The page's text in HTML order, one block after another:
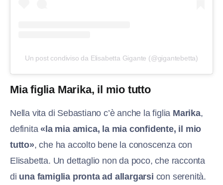
Un post condiviso da Elisabetta Gigante (@gigantebetta)
Mia figlia Marika, il mio tutto
Nella vita di Sebastiano c’è anche la figlia Marika,
definita«la mia amica, la mia confidente, il mio
tutto», che ha accolto bene la conoscenza con
Elisabetta. Un dettaglio non da poco, che racconta
di una famiglia pronta ad allargarsi con serenità.